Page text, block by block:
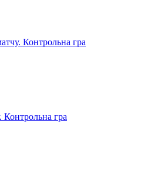
Контрольна гра
гра